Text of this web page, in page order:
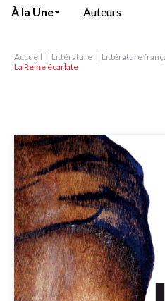
À la Une Auteurs
Accueil Littérature Littérature
La Reine écarlate